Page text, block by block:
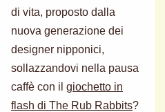
di vita, proposto dalla
nuova generazione dei
designer nipponici,
sollazzandovi nella pausa
caffè con il giochetto in
flash di The Rub Rabbits?